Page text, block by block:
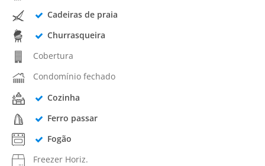
Cadeiras de praia
Churrasqueira
Cobertura
Condomínio fechado
Cozinha
Ferro passar
Fogão
Freezer Horiz.